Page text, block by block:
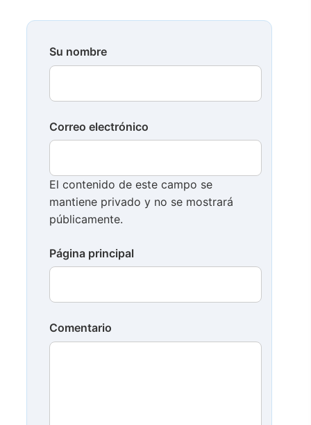
Su nombre
Correo electrónico
El contenido de este campo se
mantiene privado y no se mostrará
públicamente.
Página principal
Comentario